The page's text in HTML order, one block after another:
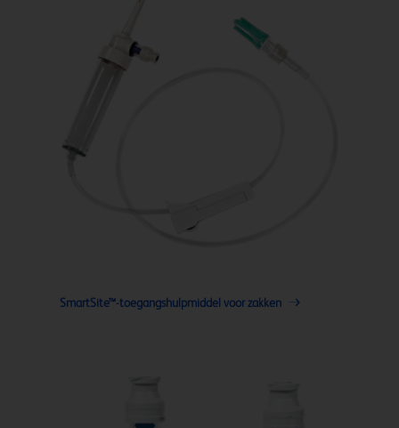
SmartSite™-toegangshulpmiddel voor zakken